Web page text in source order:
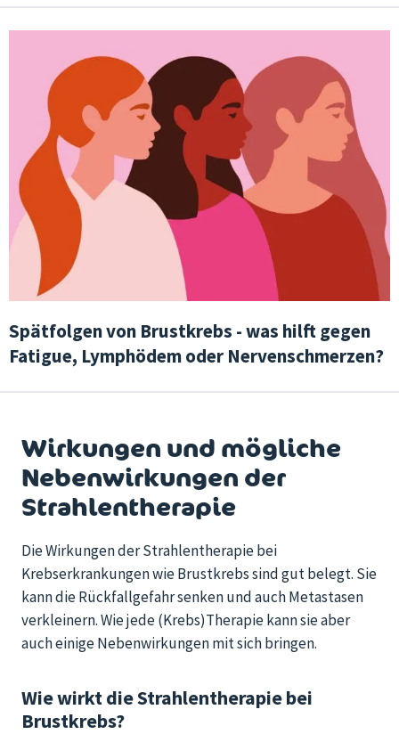
Spätfolgen von Brustkrebs - was hilft gegen
Fatigue, Lymphödem oder Nervenschmerzen?
Wirkungen und mögliche
Nebenwirkungen der
Strahlentherapie
Die Wirkungen der Strahlentherapie bei
Krebserkrankungen wie Brustkrebs sind gut belegt. Sie
kann die Rückfallgefahr senken und auch Metastasen
verkleinern.Wie jede(Krebs)Therapie kannsie aber
auch einige Nebenwirkungenmit sich bringen.
Wie wirkt die Strahlentherapie bei
Brustkrebs?